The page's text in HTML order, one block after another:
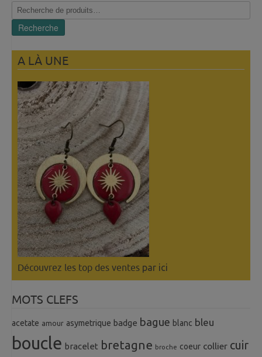
Recherche
pour :
Recherche
A LÀ UNE
Découvrez les top des ventes par ici
MOTS CLEFS
acetate amour asymetrique badge bague blanc bleu
boucle bracelet bretagne broche coeur collier cuir